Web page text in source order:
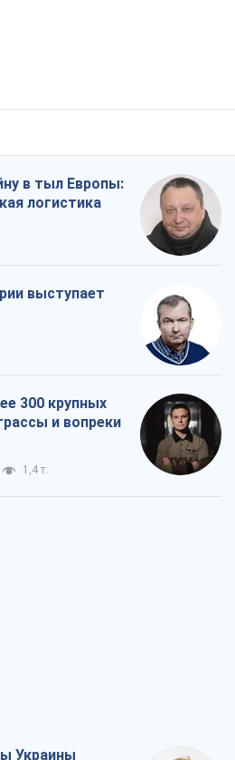
в тыл Европы:
логистика
выступает
300 крупных
и вопреки
1,4 т.
Украины